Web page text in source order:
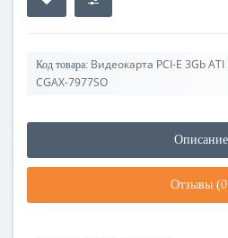
Код товара: Видеокарта PCI-E 3Gb
CGAX-7977SO
Описание
Отзывы